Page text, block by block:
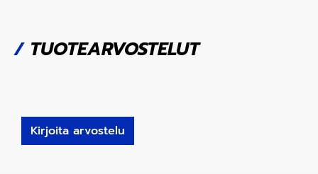
/TUOTEARVOSTELUT
Kirjoita arvostelu